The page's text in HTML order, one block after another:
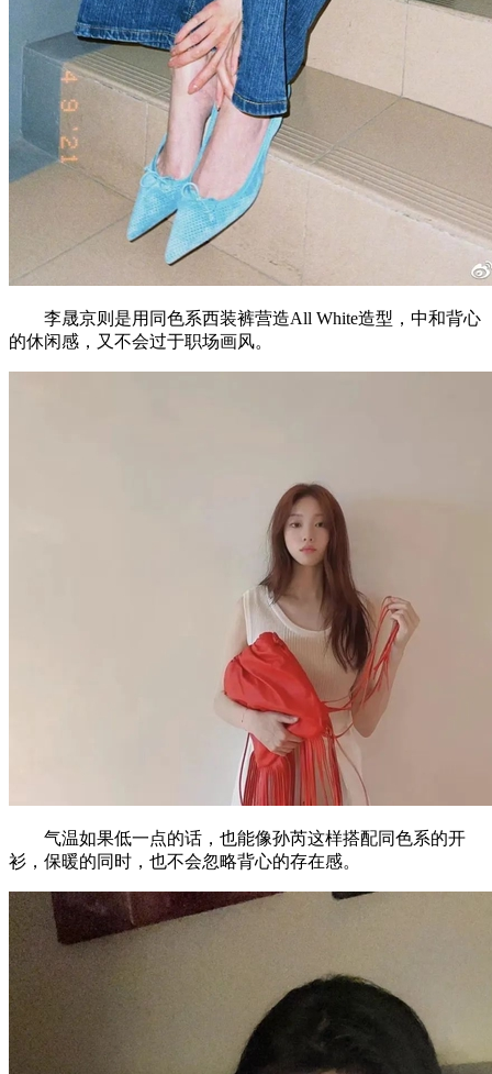
李晟京则是用同色系西装裤营造All White造型，中和背心
的休闲感，又不会过于职场画风。
气温如果低一点的话，也能像孙芮这样搭配同色系的开
衫，保暖的同时，也不会忽略背心的存在感。